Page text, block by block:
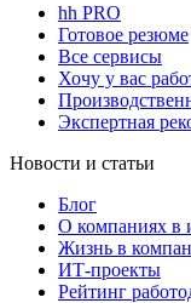
hh PRO
Готовое резюме
Все сервисы
Хочу у вас
Экспертная
Новости и статьи
Блог
О компаниях в
Жизнь в
ИТ-проекты
Рейтинг